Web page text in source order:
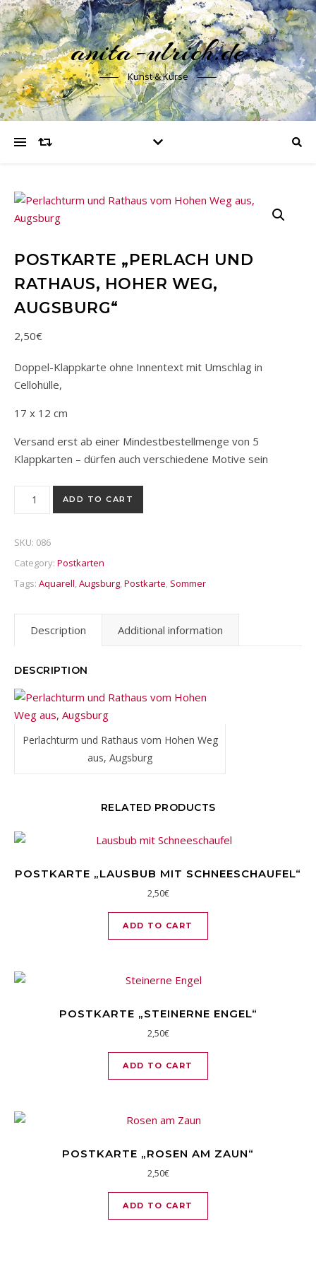
anita-ulrich.de
Kunst & Kurse
POSTKARTE „PERLACH UND
RATHAUS, HOHER WEG,
AUGSBURG“
2,50€
Doppel-Klappkarte ohne Innentext mit Umschlag in
Cellohülle,
17 x 12 cm
Versand erst ab einer Mindestbestellmenge von 5
Klappkarten – dürfen auch verschiedene Motive sein
Postkarte "Perlach und Rathaus, Hoher Weg, Augsburg"
ADD TO CART
SKU: 086
Category: Postkarten
Tags: Aquarell,Augsburg,Postkarte, Sommer
Description Additional information
DESCRIPTION
Perlachturm und Rathaus vom Hohen Weg
aus, Augsburg
RELATED PRODUCTS
POSTKARTE „LAUSBUB MIT SCHNEESCHAUFEL“
2,50€
ADD TO CART
POSTKARTE „STEINERNE ENGEL“
2,50€
ADD TO CART
POSTKARTE „ROSEN AM ZAUN“
2,50€
ADD TO CART